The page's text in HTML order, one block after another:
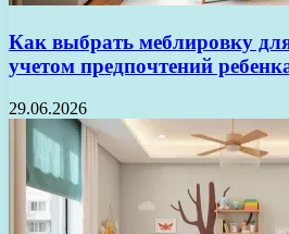
Как выбрать меблировку
учетом предпочтений
29.06.2026